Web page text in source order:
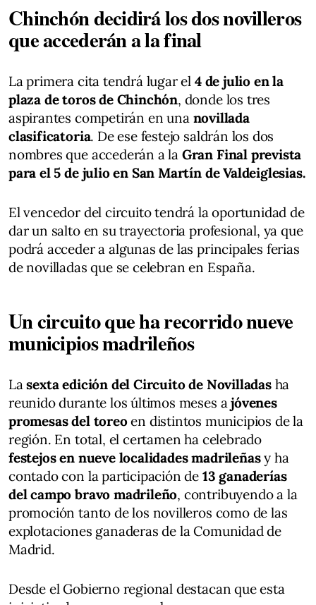
Chinchón decidirá los dos novilleros
que accederán a la final
La primera cita tendrá lugar el 4 de julio en la
plaza de toros de Chinchón, donde los tres
aspirantes competirán en una novillada
clasificatoria. De ese festejo saldrán los dos
nombres que accederán a la Gran Final prevista
para el 5 de julio en San Martín de Valdeiglesias.
El vencedor del circuito tendrá la oportunidad de
dar un salto en su trayectoria profesional, ya que
podrá acceder a algunas de las principales ferias
de novilladas que se celebran en España.
Un circuito que ha recorrido nueve
municipios madrileños
Lasexta edición del Circuito de Novilladasha
reunido durante los últimos meses a jóvenes
promesas del toreoen distintos municipios de la
región. En total, el certamen ha celebrado
festejos en nueve localidades madrileñasy ha
contado con la participación de 13 ganaderías
del campo bravo madrileño, contribuyendo a la
promoción tanto de los novilleros como de las
explotaciones ganaderas de la Comunidad de
Madrid.
Desde el Gobierno regional destacan que esta